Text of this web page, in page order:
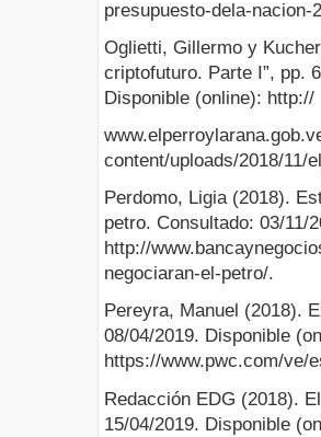
presupuesto-dela-nacion-
Oglietti, Gillermo y
criptofuturo. Parte I”, pp.
Disponible (online): http://
content/uploads/2018/11/
Perdomo, Ligia (2018).
petro. Consultado: 03/11/
http://
negociaran-el-petro/.
Pereyra, Manuel (2018).
08/04/2019. Disponible
https://www.pwc.com/ve/
Redacción EDG (2018).
15/04/2019. Disponible